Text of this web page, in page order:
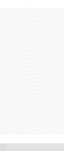
Skip to main